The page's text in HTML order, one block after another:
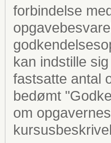
forbindelse
kan indstille
fastsatte antal
bedømt
om